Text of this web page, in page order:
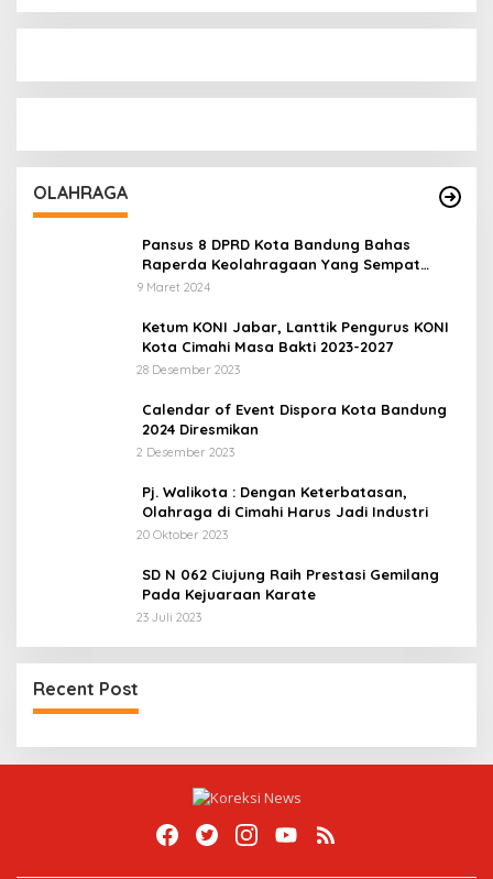
OLAHRAGA
Pansus 8 DPRD Kota Bandung Bahas
Raperda Keolahragaan Yang Sempat
Tertunda
9 Maret 2024
Ketum KONI Jabar, Lanttik Pengurus KONI
Kota Cimahi Masa Bakti 2023-2027
28 Desember 2023
Calendar of Event Dispora Kota Bandung
2024 Diresmikan
2 Desember 2023
Pj. Walikota : Dengan Keterbatasan,
Olahraga di Cimahi Harus Jadi Industri
20 Oktober 2023
SD N 062 Ciujung Raih Prestasi Gemilang
Pada Kejuaraan Karate
23 Juli 2023
Recent Post